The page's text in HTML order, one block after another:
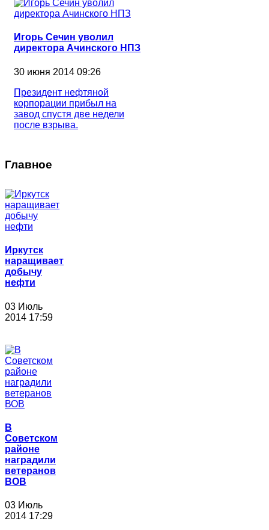
Игорь Сечин уволил
директора Ачинского НПЗ
30 июня 2014 09:26
Президент нефтяной
корпорации прибыл на
завод спустя две недели
после взрыва.
Главное
Иркутск
наращивает
добычу
нефти
03 Июль
2014 17:59
В
Советском
районе
наградили
ветеранов
ВОВ
03 Июль
2014 17:29